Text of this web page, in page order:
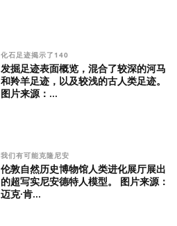
化石足迹揭示了140
发掘足迹表面概览，混合了较深的河马
和羚羊足迹，以及较浅的古人类足迹。
图片来源：...
我们有可能克隆尼安
伦敦自然历史博物馆人类进化展厅展出
的超写实尼安德特人模型。 图片来源：
迈克·肯...